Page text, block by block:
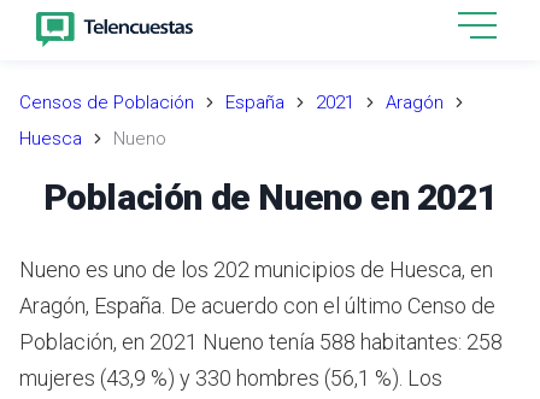
Censos de Población España 2021
Aragón
Huesca
Nueno
Población de Nueno en 2021
Nueno es uno de los 202 municipios de Huesca, en
Aragón, España. De acuerdo con el último Censo de
Población, en 2021 Nueno tenía 588 habitantes: 258
mujeres (43,9 %) y 330 hombres (56,1 %). Los